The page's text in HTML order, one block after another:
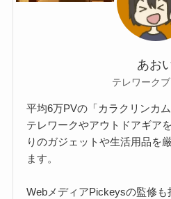
あお
テレワーク
平均6万PVの「カラクリンカ
テレワークやアウトドアギア
りのガジェットや生活用品を
ます。
WebメディアPickeysの監修 も